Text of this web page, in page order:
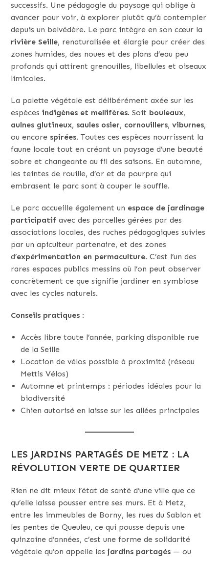
successifs. Une pédagogie du paysage qui oblige à
avancer pour voir, à explorer plutôt qu’à contempler
depuis un belvédère. Le parc intègre en son cœur la
rivière Seille, renaturalisée et élargie pour créer des
zones humides, des noues et des plans d’eau peu
profonds qui attirent grenouilles, libellules et oiseaux
limicoles.
La palette végétale est délibérément axée sur les
espècesindigènes et mellifères. Soit bouleaux,
aulnes glutineux, saules osier, cornouillers,viburnes,
ou encore spirées. Toutes ces espèces nourrissent la
faune locale tout en créant un paysage d’une beauté
sobre et changeante au fil des saisons. En automne,
les teintes de rouille, d’or et de pourpre qui
embrasent le parc sont à couper le souffle.
Le parc accueille également un espace de jardinage
participatif avec des parcelles gérées par des
associations locales, des ruches pédagogiques suivies
par un apiculteur partenaire, et des zones
d’expérimentation en permaculture. C’est l’un des
rares espaces publics messins où l’on peut observer
concrètement ce que signifie jardiner en symbiose
avec les cycles naturels.
Conseils pratiques :
Accès libre toute l’année, parking disponible rue
de la Seille
Location de vélos possible à proximité (réseau
Mettis Vélos)
Automne et printemps : périodes idéales pour la
biodiversité
Chien autorisé en laisse sur les allées principales
LES JARDINS PARTAGÉS DE METZ : LA
RÉVOLUTION VERTE DE QUARTIER
Rien ne dit mieux l’état de santé d’une ville que ce
qu’elle laisse pousser entre ses murs. Et à Metz,
entre les immeubles de Borny, les rues du Sablon et
les pentes de Queuleu, ce qui pousse depuis une
quinzaine d’années, c’est une forme de solidarité
végétale qu’on appelle lesjardins partagés — ou